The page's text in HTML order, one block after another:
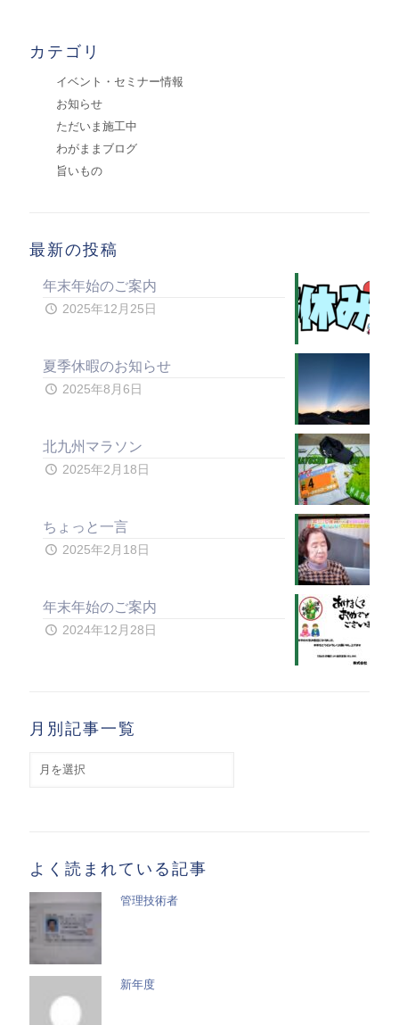
カテゴリ
イベント・セミナー情報
お知らせ
ただいま施工中
わがままブログ
旨いもの
最新の投稿
年末年始のご案内
2025年12月25日
夏季休暇のお知らせ
2025年8月6日
北九州マラソン
2025年2月18日
ちょっと一言
2025年2月18日
年末年始のご案内
2024年12月28日
月別記事一覧
よく読まれている記事
管理技術者
新年度